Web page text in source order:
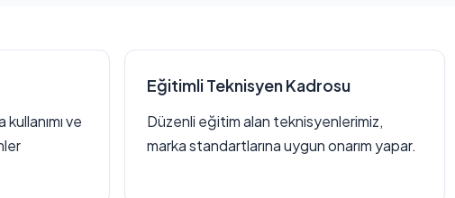
ve
Eğitimli Teknisyen Kadrosu
Düzenli eğitim alan teknisyenlerimiz,
marka standartlarına uygun onarım yapar.